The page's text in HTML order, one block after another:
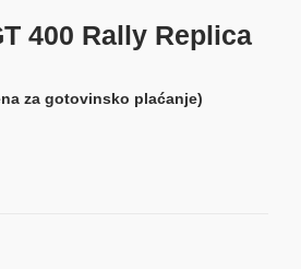
400 Rally Replica
za gotovinsko plaćanje)